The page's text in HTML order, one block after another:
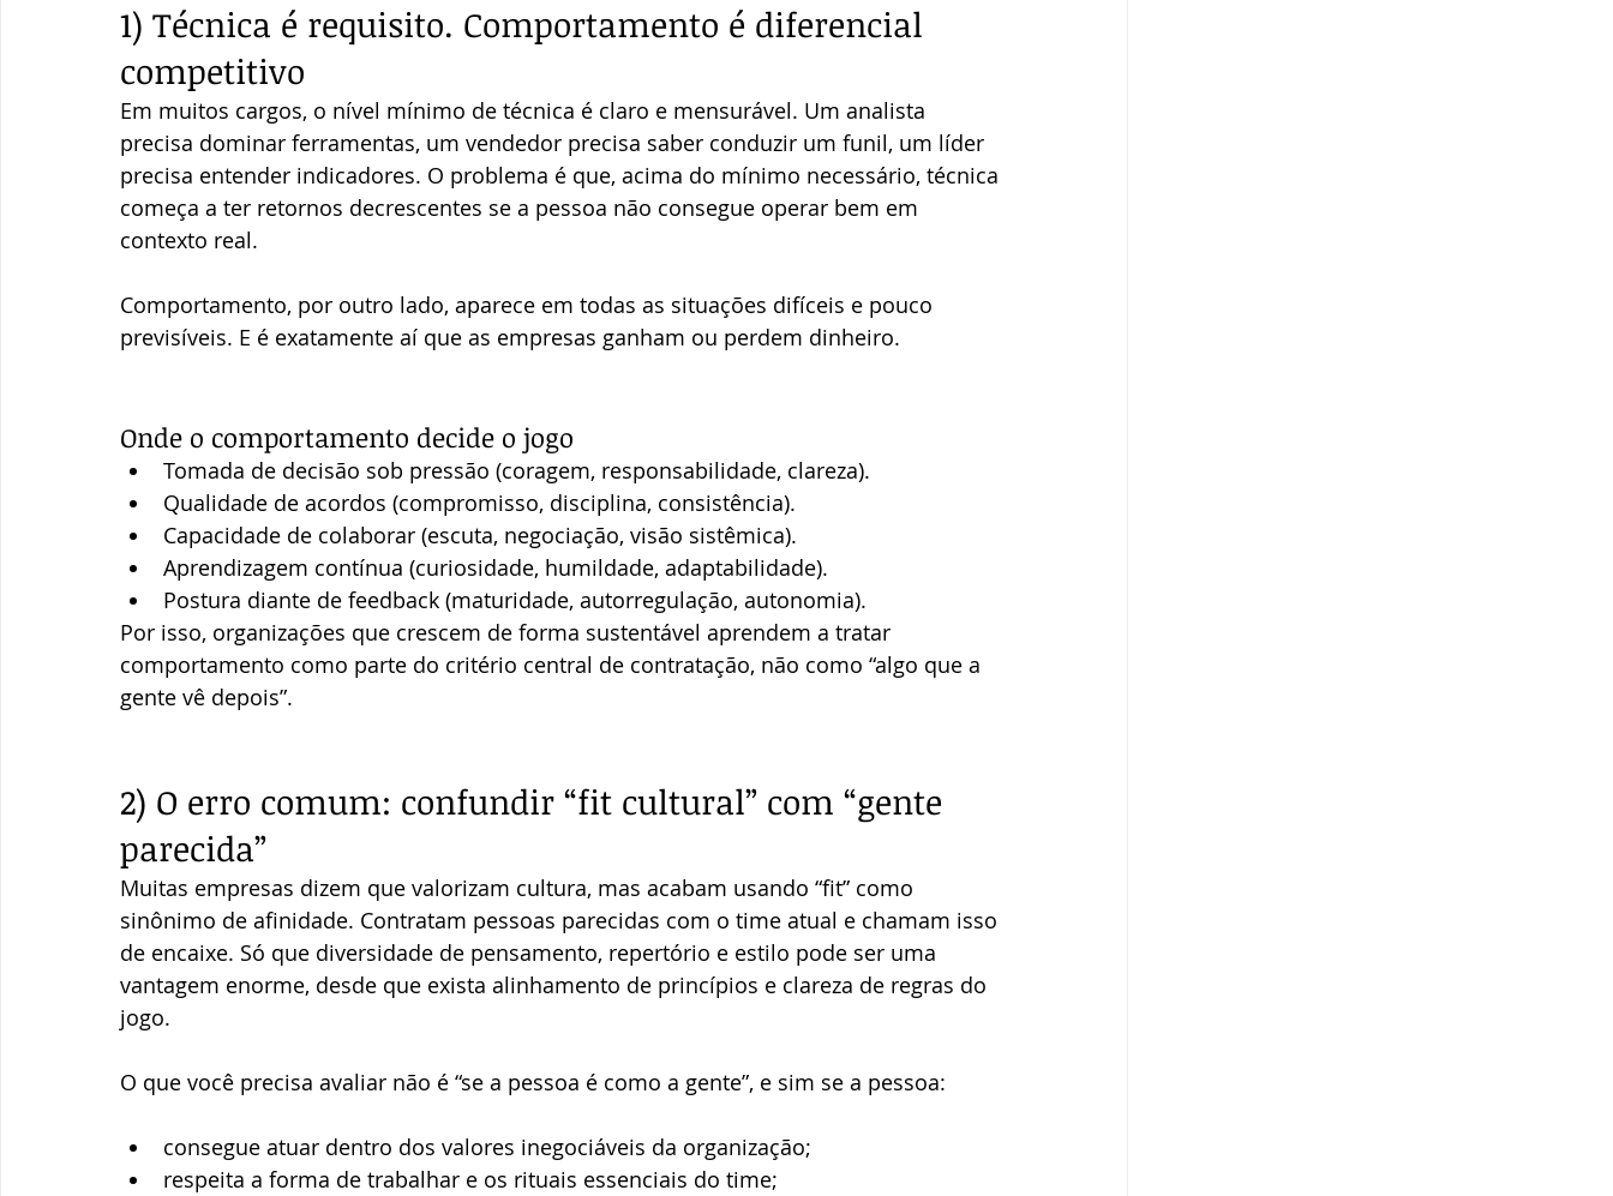
1) Técnica é requisito. Comportamento é diferencial
competitivo
Em muitos cargos, o nível mínimo de técnica é claro e mensurável. Um analista
precisa dominar ferramentas, um vendedor precisa saber conduzir um funil, um líder
precisa entender indicadores. O problema é que, acima do mínimo necessário, técnica
começa a ter retornos decrescentes se a pessoa não consegue operar bem em
contexto real.
Comportamento, por outro lado, aparece em todas as situações difíceis e pouco
previsíveis. E é exatamente aí que as empresas ganham ou perdem dinheiro.
Onde o comportamento decide o jogo
Tomada de decisão sob pressão (coragem, responsabilidade, clareza).
Qualidade de acordos (compromisso, disciplina, consistência).
Capacidade de colaborar (escuta, negociação, visão sistêmica).
Aprendizagem contínua (curiosidade, humildade, adaptabilidade).
Postura diante de feedback (maturidade, autorregulação, autonomia).
Por isso, organizações que crescem de forma sustentável aprendem a tratar
comportamento como parte do critério central de contratação, não como “algo que a
gente vê depois”.
2) O erro comum: confundir “fit cultural” com “gente
parecida”
Muitas empresas dizem que valorizam cultura, mas acabam usando “fit” como
sinônimo de afinidade. Contratam pessoas parecidas com o time atual e chamam isso
de encaixe. Só que diversidade de pensamento, repertório e estilo pode ser uma
vantagem enorme, desde que exista alinhamento de princípios e clareza de regras do
jogo.
O que você precisa avaliar não é “se a pessoa é como a gente”, e sim se a pessoa:
consegue atuar dentro dos valores inegociáveis da organização;
respeita a forma de trabalhar e os rituais essenciais do time;